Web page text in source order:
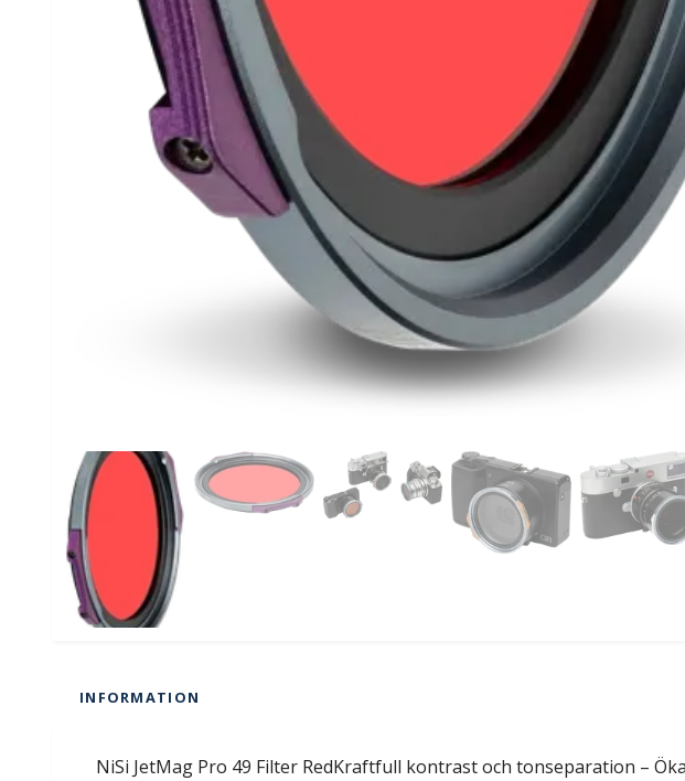
INFORMATION
NiSi JetMag Pro 49 Filter RedKraftfull kontrast och tonseparation –